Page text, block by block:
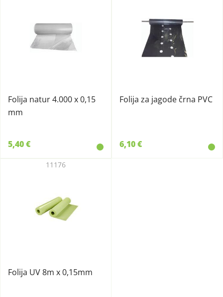
Folija natur 4.000 x 0,15
mm
5,40 €
Folija za jagode črna PVC
6,10 €
Folija UV 8m x 0,15mm
11176